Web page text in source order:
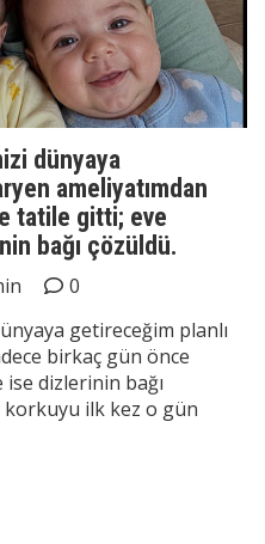
dünyaya
ameliyatımdan
tatile gitti; eve
bağı çözüldü.
0
getireceğim planlı
birkaç gün önce
dizlerinin bağı
korkuyu ilk kez o gün